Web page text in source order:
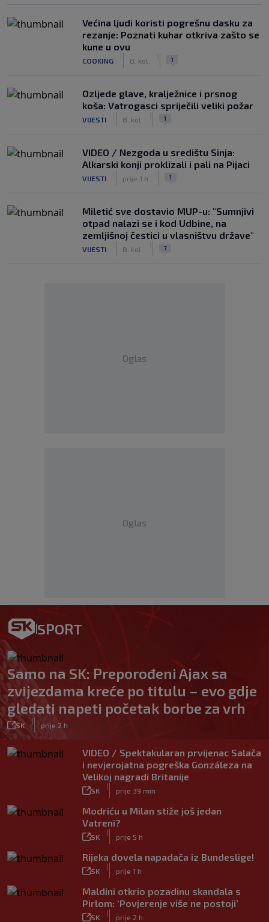
Većina ljudi koristi pogrešnu dasku za
rezanje: Poznati kuhar otkriva zašto se
kune u ovu
COOKING 8. kol. 1
Ozljede glave, kralježnice i prsnog
koša: Vatrogasci spriječili veliki požar
VIJESTI 8. kol. 1
VIDEO / Nezgoda u središtu Sinja:
Alkarski konji proklizali i pali na Pijaci
VIJESTI prije 1 h 1
Miletić sve dostavio MUP-u: "Sumnjivi
otpad nalazi se i kod Udbine, na
zemljišnoj čestici u vlasništvu države"
VIJESTI 8. kol. 7
Oglas
Oglas
SPORT
Samo na SK: Preporođeni Ajax sa
zvijezdama kreće po titulu – evo gdje
gledati napeti početak borbe za vrh
SK
|
prije 2 h
VIDEO / Spektakularan prvijenac Salača
i nevjerojatna pogreška Gonzáleza na
Velikoj nagradi Britanije
SK
|
prije 39 min
Modriću u Milan stiže još jedan
Vatreni?
SK
|
prije 5 h
Rijeka dovela napadača iz Bundeslige!
SK
|
prije 1 h
Maldini otkrio pozadinu skandala s
Pirlom: ‘Povjerenje više ne postoji’
SK
|
prije 2 h